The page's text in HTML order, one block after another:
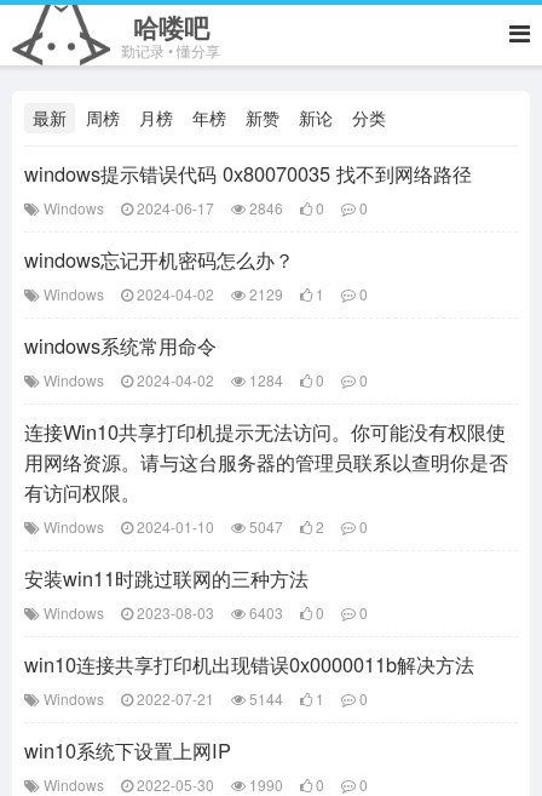
哈喽吧
勤记录 • 懂分享
最新 周榜 月榜 年榜 新赞 新论 分类
windows提示错误代码 0x80070035 找不到网络路径
Windows 2024-06-17 2846 0 0
windows忘记开机密码怎么办？
Windows 2024-04-02 2129 1 0
windows系统常用命令
Windows 2024-04-02 1284 0 0
连接Win10共享打印机提示无法访问。你可能没有权限使
用网络资源。请与这台服务器的管理员联系以查明你是否
有访问权限。
Windows 2024-01-10 5047 2 0
安装win11时跳过联网的三种方法
Windows 2023-08-03 6403 0 0
win10连接共享打印机出现错误0x0000011b解决方法
Windows 2022-07-21 5144 1 0
win10系统下设置上网IP
Windows 2022-05-30 1990 0 0